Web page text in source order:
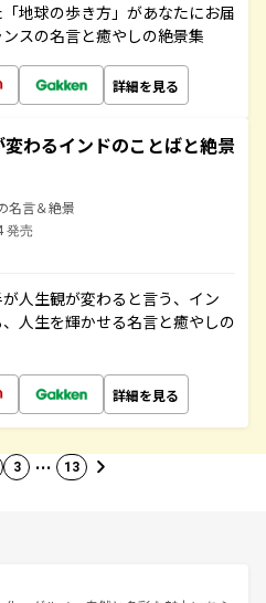
地球の歩き方」があなたにお届
スの名言と癒やしの絶景集
詳細を見る
わるインドのことばと絶景
名言＆絶景
発売
人生観が変わると言う、イン
人生を輝かせる名言と癒やしの
詳細を見る
3 … 13